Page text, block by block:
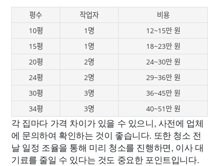
평수 작업자
비용
10평
1명
12~15만 원
15평
1명
18~23만 원
20평
2명
24~30만 원
24평
2명
29~36만 원
30평
3명
36~45만 원
34평
3명 40~51만 원
각 집마다 가격 차이가 있을 수 있으니, 사전에 업체
에 문의하여 확인하는 것이 좋습니다. 또한 청소 전
날 일정 조율을 통해 미리 청소를 진행하면, 이사 대
기료를 줄일 수 있다는 것도 중요한 포인트입니다.